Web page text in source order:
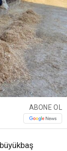
ABONE OL